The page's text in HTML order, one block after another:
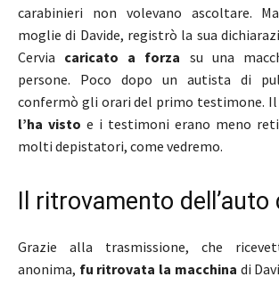
carabinieri non volevano ascoltare.
moglie di Davide, registrò la sua
Cervia caricato a forza su una
persone. Poco dopo un autista di
confermò gli orari del primo testimone. Il
l’ha visto e i testimoni erano meno
molti depistatori, come vedremo.
Il ritrovamento dell’auto
Grazie alla trasmissione, che
anonima, fu ritrovata la macchina di